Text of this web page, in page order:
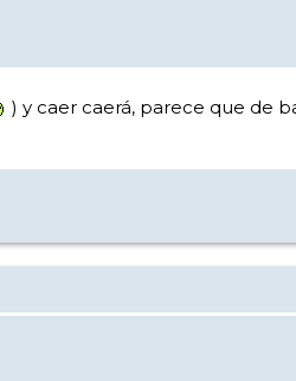
) y caer caerá, parece que de